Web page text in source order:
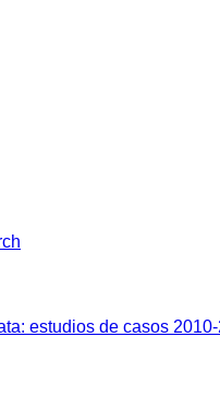
estudios de casos